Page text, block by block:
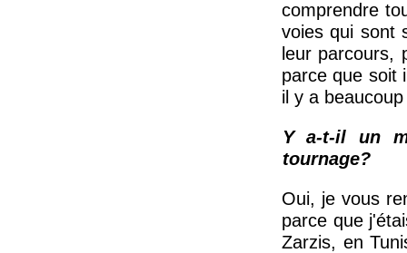
comprendre
voies qui sont
leur parcours,
parce que soit
il y a
Y a-t-il un
tournage?
Oui, je vous
parce que
Zarzis, en